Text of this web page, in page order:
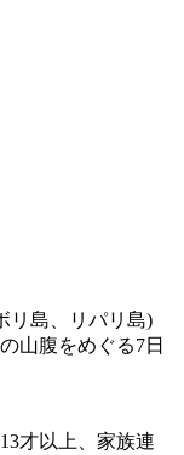
リ島、リパリ島)
山腹をめぐる7日
才以上、家族連